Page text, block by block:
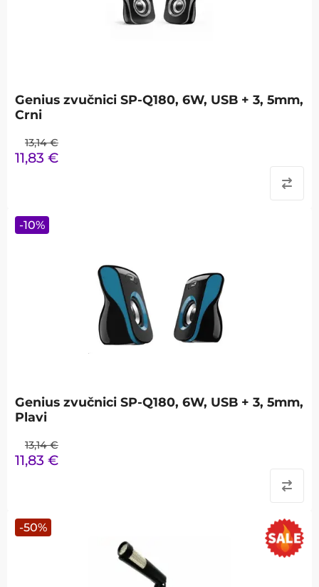
Genius zvučnici SP-Q180, 6W, USB + 3, 5mm,
Crni
13,14 €
11,83 €
Genius zvučnici SP-Q180, 6W, USB + 3, 5mm,
Plavi
13,14 €
11,83 €
-10%
-50%